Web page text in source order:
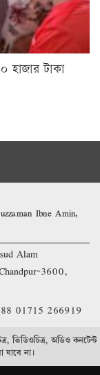
হাজার টাকা
Ibne Amin,
Alam
3600,
01715 266919
ভিডিওচিত্র, অডিও কনটেন্ট
যাবে না।